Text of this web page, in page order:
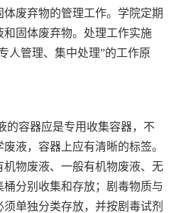
废弃物的管理工作。学院定期
固体废弃物。处理工作实施
人管理、集中处理”的工作原
的容器应是专用收集容器，不
液，容器上应有清晰的标签。
物废液、一般有机物废液、无
分别收集和存放；剧毒物质与
单独分类存放，并按剧毒试剂